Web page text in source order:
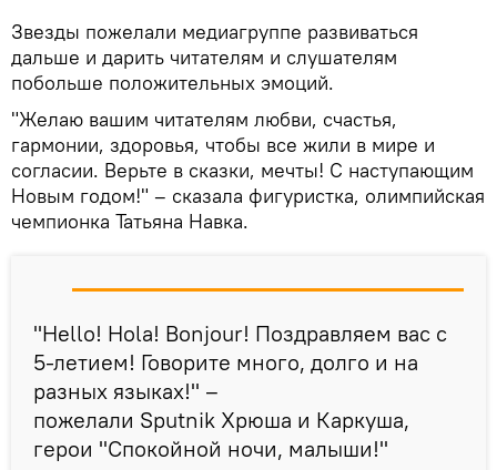
Звезды пожелали медиагруппе развиваться
дальше и дарить читателям и слушателям
побольше положительных эмоций.
"Желаю вашим читателям любви, счастья,
гармонии, здоровья, чтобы все жили в мире и
согласии. Верьте в сказки, мечты! С наступающим
Новым годом!" – сказала фигуристка, олимпийская
чемпионка Татьяна Навка.
"Hello! Hola! Bonjour! Поздравляем вас с
5-летием! Говорите много, долго и на
разных языках!" –
пожелали Sputnik Хрюша и Каркуша,
герои "Спокойной ночи, малыши!"